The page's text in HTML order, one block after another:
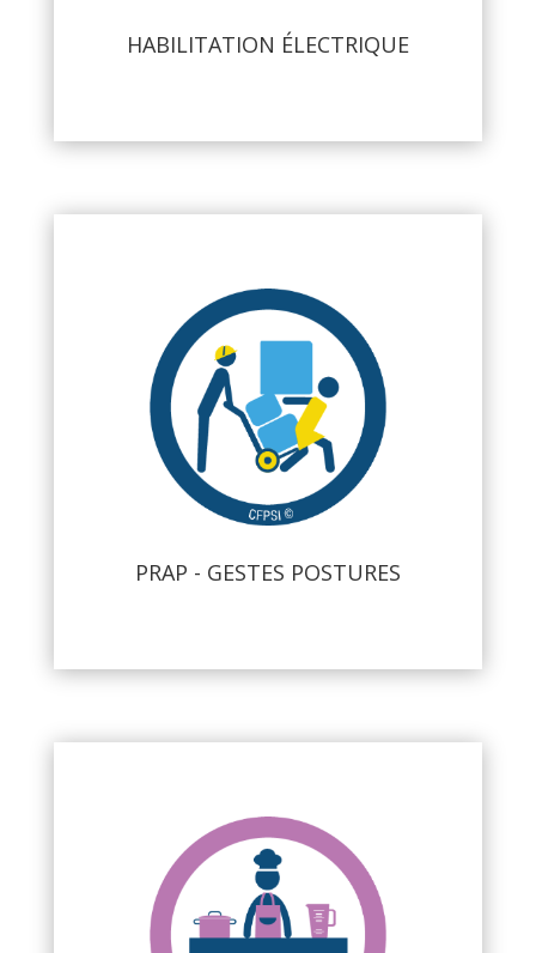
HABILITATION ÉLECTRIQUE
PRAP - GESTES POSTURES
• Risques Physiques PRAP IBC
• Risques Physiques PRAP 2S
• Risques Physiques PRAP Petite Enfance
• Gestes et Postures Bureau
• Gestes et Postures Manipulation des PMR
• Gestes et Postures Conduite
HYGIÈNE ALIMENTAIRE :
• Hygiène & Sécurité Alimentaire